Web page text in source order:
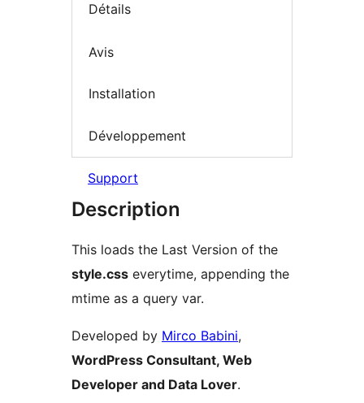
Détails
Avis
Installation
Développement
Support
Description
This loads the Last Version of the
style.css everytime, appending the
mtime as a query var.
Developed by Mirco Babini,
WordPress Consultant, Web
Developer and Data Lover.